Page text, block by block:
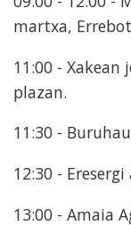
martxa,
11:00 - Xakean
plazan.
11:30 -
12:30 -
13:00 - Amaia